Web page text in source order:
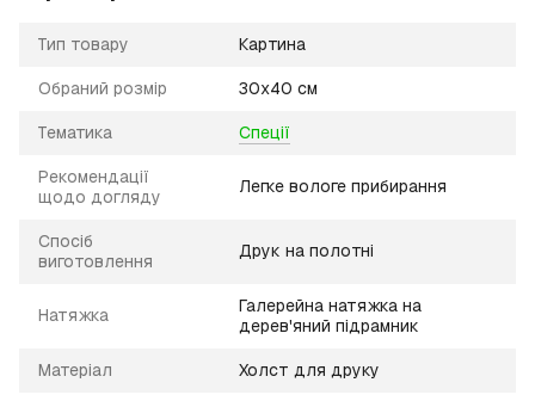
Тип товару Картина
Обраний розмір 30х40 см
Тематика Спеції
Рекомендації
щодо догляду
Легке вологе прибирання
Спосіб
виготовлення
Друк на полотні
Натяжка
Галерейна натяжка на
дерев'яний підрамник
Матеріал Холст для друку